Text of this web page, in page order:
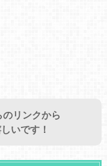
リンクから
いです！